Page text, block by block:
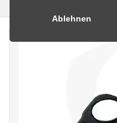
Ablehnen